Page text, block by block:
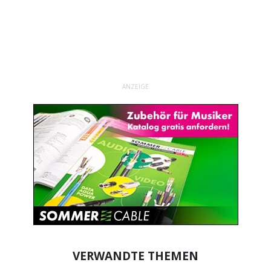
ANZEIGE
VERWANDTE THEMEN